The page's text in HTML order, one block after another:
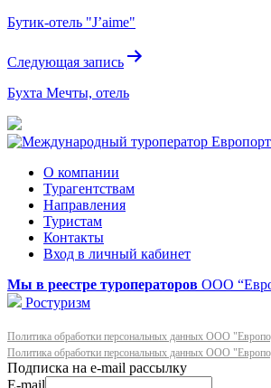
записям
Бутик-отель "J’aime"
Следующая запись
Бухта Мечты, отель
О компании
Турагентствам
Направления
Туристам
Контакты
Вход в личный кабинет
Мы в реестре туроператоров ООО
Ростуризм
Политика обработки персональных данных ООО
Политика обработки персональных данных ООО
E-mail